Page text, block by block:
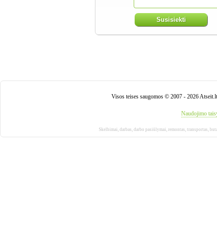
Susisiekti
Visos teises saugomos © 2007 - 2026
Naudojimo
Skelbimai , darbas , darbo pasiūlymai , remontas , transportas ,